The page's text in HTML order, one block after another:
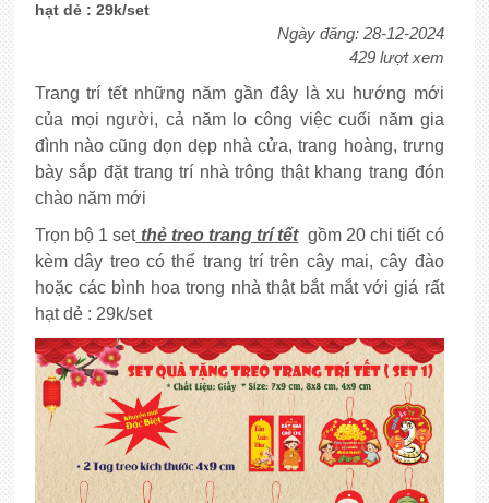
hạt dẻ : 29k/set
Ngày đăng: 28-12-2024
429 lượt xem
Trang trí tết những năm gần đây là xu hướng mới
của mọi người, cả năm lo công việc cuối năm gia
đình nào cũng dọn dẹp nhà cửa, trang hoàng, trưng
bày sắp đặt trang trí nhà trông thật khang trang đón
chào năm mới
Trọn bộ 1 setthẻ treo trang trí tếtgồm 20 chi tiết có
kèm dây treo có thể trang trí trên cây mai, cây đào
hoặc các bình hoa trong nhà thật bắt mắt với giá rất
hạt dẻ : 29k/set